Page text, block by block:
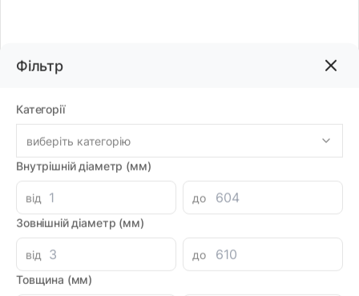
Фільтр
Категорії
виберіть категорію
Внутрішній діаметр (мм)
від
до
Зовнішній діаметр (мм)
від
до
Товщина (мм)
Бренд:DMH
1187.24грн
-
1038.84 при замовленні на загальну сумму 1000 грн.